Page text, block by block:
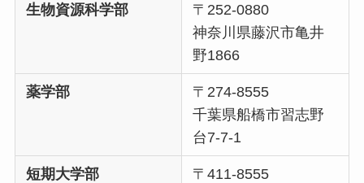
生物資源科学部
〒252-0880
神奈川県藤沢市亀井
野1866
薬学部
〒274-8555
千葉県船橋市習志野
台7-7-1
短期大学部
〒411-8555